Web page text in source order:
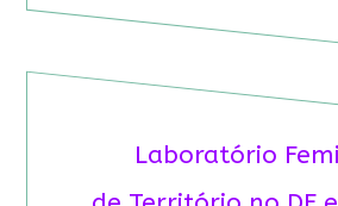
Laboratório